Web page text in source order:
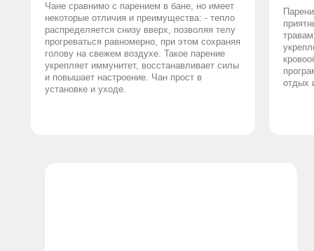
Чане сравнимо с парением в бане, но имеет
некоторые отличия и преимущества: - тепло
распределяется снизу вверх, позволяя телу
прогреваться равномерно, при этом сохраняя
голову на свежем воздухе. Такое парение
укрепляет иммунитет, восстанавливает силы
и повышает настроение. Чан прост в
установке и уходе.
отдых